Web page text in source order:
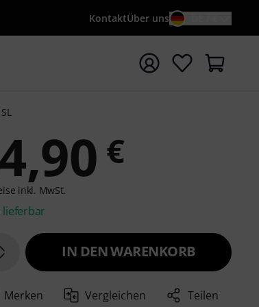
KontaktÜber uns
{searchTerm} starten
€
inkl. MwSt.
lieferbar
IN DEN WARENKORB
Merken Vergleichen Teilen